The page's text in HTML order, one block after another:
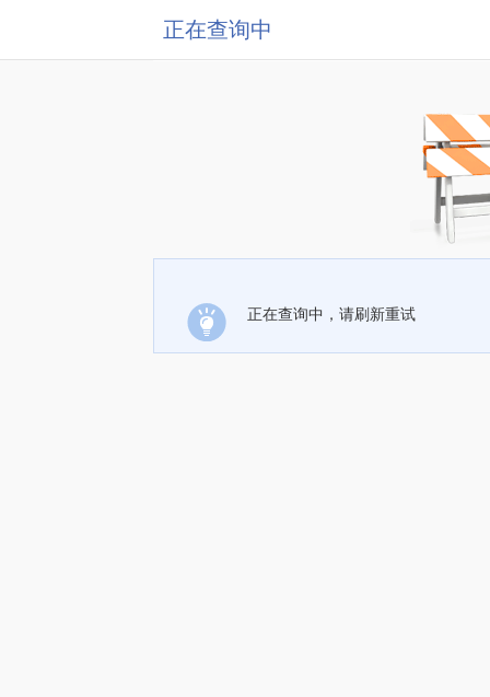
正在查询中
正在查询中，请刷新重试